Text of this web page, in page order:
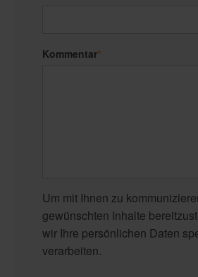
Kommentar*
Um mit Ihnen zu
gewünschten Inhalte
wir Ihre persönlichen Daten
verarbeiten.